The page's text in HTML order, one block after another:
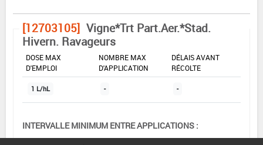
[12703105] Vigne*Trt Part.Aer.*Stad.
Hivern. Ravageurs
DOSE MAX
D'EMPLOI
NOMBRE MAX
D'APPLICATION
DÉLAIS AVANT
RÉCOLTE
1 L/hL - -
INTERVALLE MINIMUM ENTRE APPLICATIONS :
-